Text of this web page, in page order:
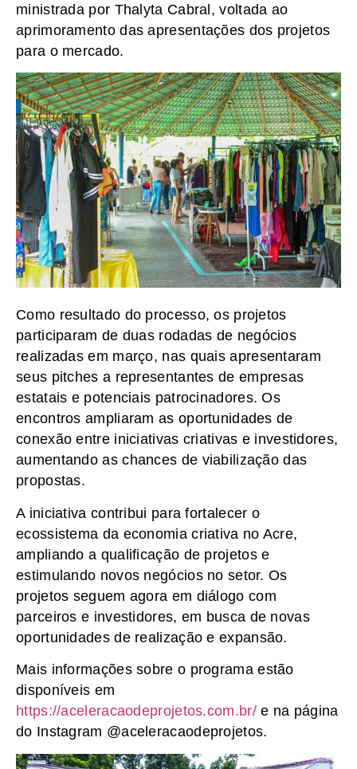
ministrada por Thalyta Cabral, voltada ao
aprimoramento das apresentações dos projetos
para o mercado.
Como resultado do processo, os projetos
participaram de duas rodadas de negócios
realizadas em março, nas quais apresentaram
seus pitches a representantes de empresas
estatais e potenciais patrocinadores. Os
encontros ampliaram as oportunidades de
conexão entre iniciativas criativas e investidores,
aumentando as chances de viabilização das
propostas.
A iniciativa contribui para fortalecer o
ecossistema da economia criativa no Acre,
ampliando a qualificação de projetos e
estimulando novos negócios no setor. Os
projetos seguem agora em diálogo com
parceiros e investidores, em busca de novas
oportunidades de realização e expansão.
Mais informações sobre o programa estão
disponíveis em
https://aceleracaodeprojetos.com.br/e na página
do Instagram @aceleracaodeprojetos.